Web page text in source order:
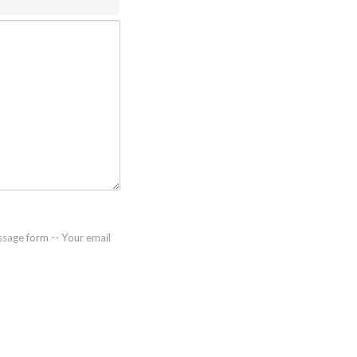
form -- Your email